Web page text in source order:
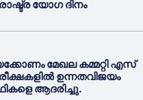
യോഗ ദിനം
മേഖല കമ്മറ്റി എസ്
ഉന്നതവിജയം
ആദരിച്ചു.